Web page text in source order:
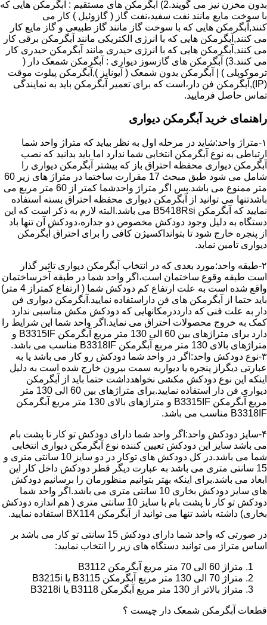
بدون مخزن نیز می گویند.2) آبگرمکن های مستقیم : آبگرمکن هایی که
با سوخت مایع مانند نفت سفید،نفت گاز ( گازوئیل ) کار می
کنند,آبگرمکن هایی که با سوخت گاز مانند گاز طبیعی و گاز مایع کار
می کنند,آبگرمکن هایی که با انرژی الکتریکی مانند آبگرمکن برقی کار
می کنند,آبگرمکن هایی که با انرژی حیدری مانند آبگرمکن حیدری کار
می کنند.3) آبگرمکن های گازسوز دیواری : آبگرمکن شمعک دار (
ترموکوپلی ) | آبگرمکن بدون شمعک ( آیونایز ),آبگرمکن پیلوت موقت
(IP),آبگرمکن فن دار،است که برای تعمیر آبگرمکن باید به نمایندگی
تماس حاصل فرمایید.
راهنمای خرید آبگرمکن دیواری
۱-متراژ واحد:شاید در مرحله اول به نظر بیاید که متراژ واحد شما
ارتباطی به نوع آبگرمکن انتخابی شما ندارد اما باید بدانید که نصب
آبگرمکن دیواری محفظه احتراق باز که بیشتر آبگرمکن دیواری را
شامل می شود طبق مبحث 17 مقرارت ساختما در متراژ های زیر 60
متر ممنوع می باشد.پس اگر متراژ واحدشما کمتر از 60 متر مربع می
باشدتنها می توانید از آبگرمکن دیواری محفظه احتراق بسته استفاده
نمایید که آبگرمکن B5418Rsi می باشد.البته لازم به ذکر است که این
دستگاه به دلیل وجود دودکش مخصوص دو جداره،دودکش آن تنها باد
از پنجره خارج شود تا بتوانداکسیژن کافی را برای احتراق آبگرمکن
دیواری تامین نماید.
۲-طبقه واحد:مورد بعدی که در انتخاب آبگرمکن دیواری تاثیر گذار
است طبقه وقوع ساختمان است،اگر واحد شما در طبقه آخرساختمان
واقع شده است به علت ارتفاع کم دودکش شما ( ارتفاع کمتراز 4 متر)
باید حتما از آبگرمکن های فن داراستفاده نمایید.آبگرمکن دیواری فن
دار به علت فنی که دارددرمکانهایی که دودکش مکش مناسبی ندارد
کمک به خروج محصولات احتراق می نماید.اگر واحد شما این شرایط را
دارد برای متراژهای بین 60 الی 130 متر مربع آبگرمکن B3315IF و
متراژهای بالای 130 متر مربع آبگرمکن B3318IF مناسب می باشد.
۳-نوع دودکش واحد:اگر در واحد شما دودکش رو کار می باشد یا به
عبارتی دیگراز پنجره یا دیواربه سمت بیرون خارج شده است به دلیل
اینکه این نوع دودکش مکشی نخواهدداشت حتما باید از آبگرمکن
دیواری فن دار استفاده نمایید.برای متراژهای بین 60 الی 130 متر
مربع آبگرمکن B3315IF و متراژهای بالای 130 متر مربع آبگرمکن
B3318IF مناسب می باشد.
۴-سایز دودکش واحد:اگر واحد شما دارای دودکش تو کار تا پشت بام
می باشد سایز این دودکش تعیین کننده نوع آبگرمکن دیواری انتخابی
شما می باشد.در کل دودکش های توکار در دو سایز 10 سانتی متری و
15 سانتی متری می باشد به عبارت دیگر قطر دودکش داخل کار این
ابعاد می باشد.برای اینکه بهتر بتوانیم منظورمان را برسانیم دودکش
های سایز دودکش بخاری 10 سانتی متری می باشد.اگر واحد شما
دودکش تو کار تا پشت بام با سایز 10 سانتی متری ( هم اندازه دودکش
بخاری) داشته باشد تنها می توانید از آبگرمکن BX114 استفاده نمایید.
در صورتی که واحد شما دارای دودکش 15 سانتی تو کار می باشد بر
اساس متراژ می توانید دستگاه های زیر را انتخاب نمایید:
متراژ 60 الی 70 متر مربع آبگرمکن B3112
متراژ 70 الی 130 متر مربع آبگرمکن B3115 یا B3215i
متراژ بالاتر از 130 متر مربع آبگرمکن B3118 یا B3218i
قطعات آبگرمکن شمعک دار چیست ؟